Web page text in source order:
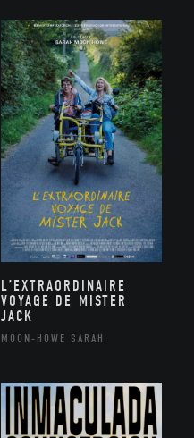
L’EXTRAORDINAIRE
VOYAGE DE MISTER
JACK
MOON-HOWE SARAH